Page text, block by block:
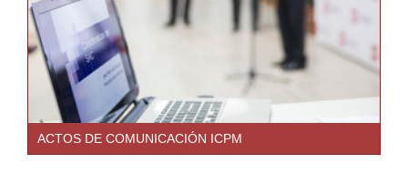
ACTOS DE COMUNICACIÓN ICPM